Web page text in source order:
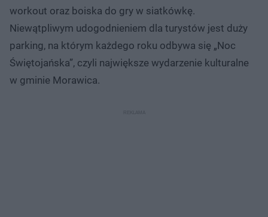
workout oraz boiska do gry w siatkówkę.
Niewątpliwym udogodnieniem dla turystów jest duży
parking, na którym każdego roku odbywa się „Noc
Świętojańska”, czyli największe wydarzenie kulturalne
w gminie Morawica.